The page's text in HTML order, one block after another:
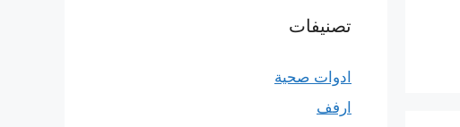
تصنيفات
ادوات صحية
ارفف